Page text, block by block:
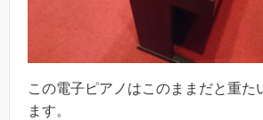
この電子ピアノはこのままだと重た
ます。